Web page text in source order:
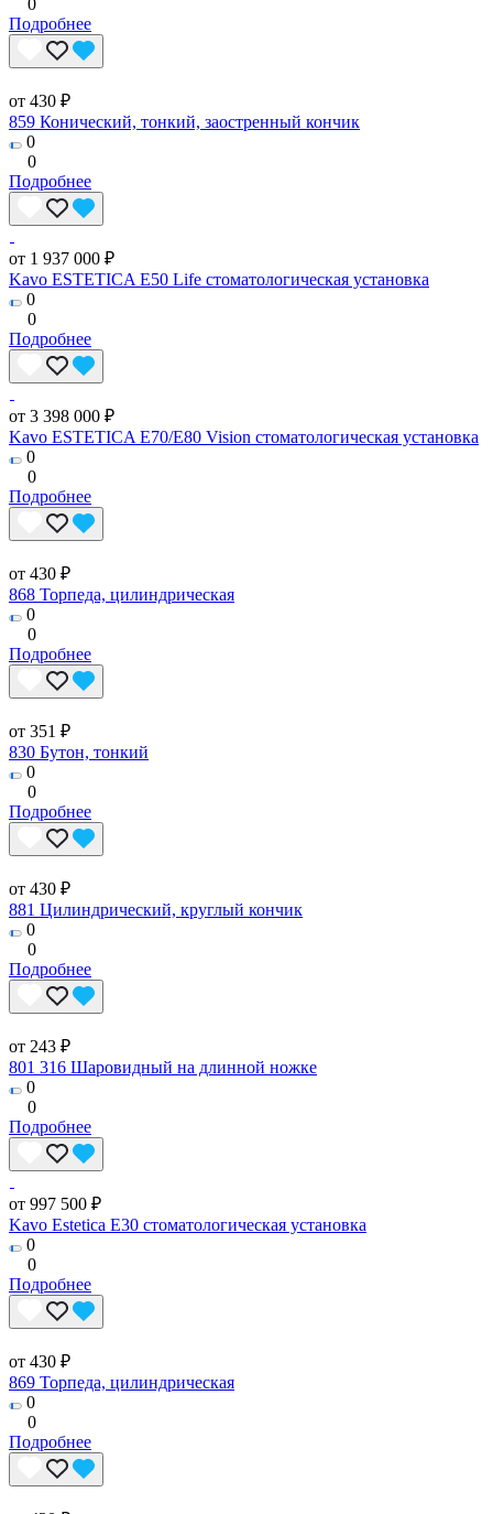
0
Подробнее
от 430 ₽
859 Конический, тонкий, заостренный кончик
0
0
Подробнее
от 1 937 000 ₽
Kavo ESTETICA E50 Life стоматологическая установка
0
0
Подробнее
от 3 398 000 ₽
Kavo ESTETICA E70/E80 Vision стоматологическая установка
0
0
Подробнее
от 430 ₽
868 Торпеда, цилиндрическая
0
0
Подробнее
от 351 ₽
830 Бутон, тонкий
0
0
Подробнее
от 430 ₽
881 Цилиндрический, круглый кончик
0
0
Подробнее
от 243 ₽
801 316 Шаровидный на длинной ножке
0
0
Подробнее
от 997 500 ₽
Kavo Estetica E30 стоматологическая установка
0
0
Подробнее
от 430 ₽
869 Торпеда, цилиндрическая
0
0
Подробнее